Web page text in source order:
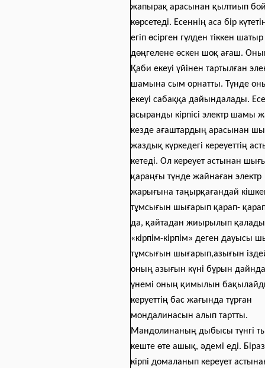
жапырақ арасынан қылтиып
көрсетеді. Есеннің аса бір
егіп өсірген гүлден тіккен
дөңгелене өскен шоқ ағаш.
Қаби екеуі үйінен тартылған
шамына сым орнатты. Түнде
екеуі сабаққа дайындалады.
асыранды кірпісі электр шамы
кезде ағаштардың арасынан
жаздық күркедегі кереуеттің
кетеді. Ол кереует астынан
қараңғы түнде жайнаған электр
жарығына таңырқағандай
тұмсығын шығарып қарап-
да, қайтадан жиырылып
«кірпім-кірпім» деген дауысы
тұмсығын шығарып,азығын
оның азығын күні бұрын
үнемі оның қимылын
керуеттің бас жағында тұрған
мондалинасын алып тартты.
Мандолинаның дыбысы түнгі
кеште өте ашық, әдемі еді.
кірпі домаланып кереует